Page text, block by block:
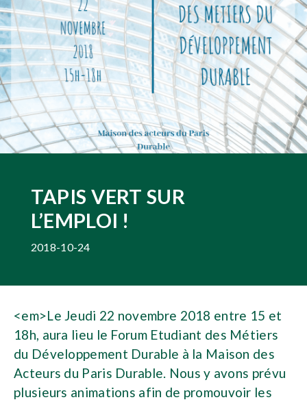
TAPIS VERT SUR
L’EMPLOI !
2018-10-24
<em>Le Jeudi 22 novembre 2018 entre 15 et
18h, aura lieu le Forum Etudiant des Métiers
du Développement Durable à la Maison des
Acteurs du Paris Durable. Nous y avons prévu
plusieurs animations afin de promouvoir les